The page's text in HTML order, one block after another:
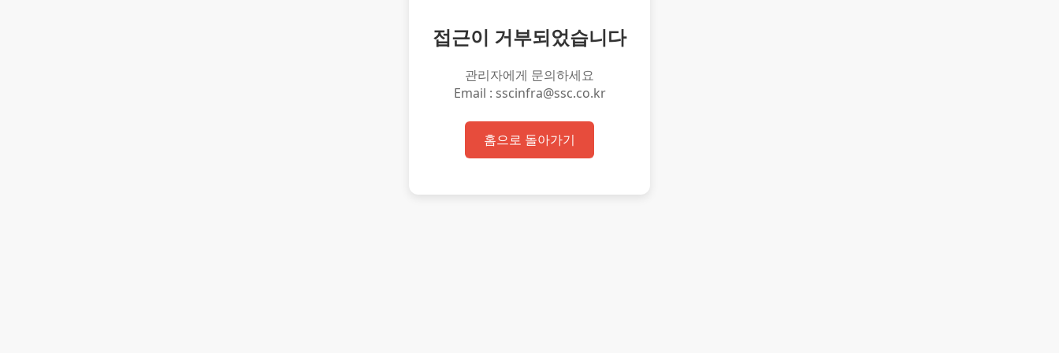
접근이 거부되었습니다
관리자에게 문의하세요
Email : sscinfra@ssc.co.kr
홈으로 돌아가기